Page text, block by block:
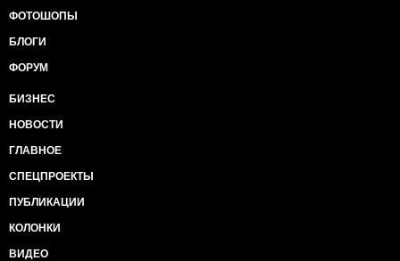
ФОТОШОПЫ
БЛОГИ
ФОРУМ
БИЗНЕС
НОВОСТИ
ГЛАВНОЕ
СПЕЦПРОЕКТЫ
ПУБЛИКАЦИИ
КОЛОНКИ
ВИДЕО